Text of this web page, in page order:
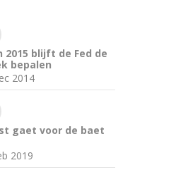
2015 blijft de Fed de
bepalen
2014
gaet voor de baet
2019